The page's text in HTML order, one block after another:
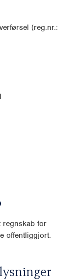
(reg.nr.:
regnskab for
offentliggjort.